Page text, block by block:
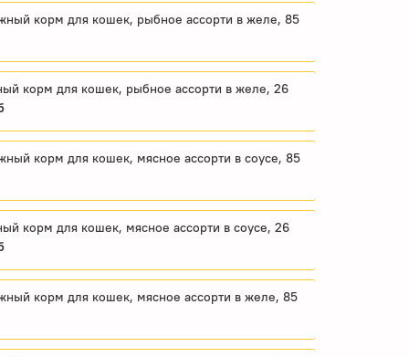
корм для кошек, рыбное ассорти в желе, 85
корм для кошек, рыбное ассорти в желе, 26
корм для кошек, мясное ассорти в соусе, 85
корм для кошек, мясное ассорти в соусе, 26
корм для кошек, мясное ассорти в желе, 85